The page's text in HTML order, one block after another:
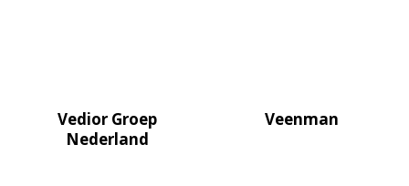
Vedior Groep
Nederland
Veenman